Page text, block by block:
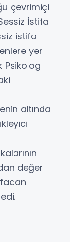
çevrimiçi
İstifa
istifa
yer
Psikolog
altında
değer